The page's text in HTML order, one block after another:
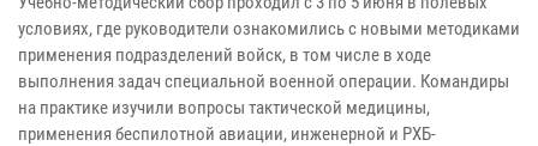
условиях, где руководители ознакомились с новыми методиками
применения подразделений войск, в том числе в ходе
выполнения задач специальной военной операции. Командиры
на практике изучили вопросы тактической медицины,
применения беспилотной авиации, инженерной и РХБ-